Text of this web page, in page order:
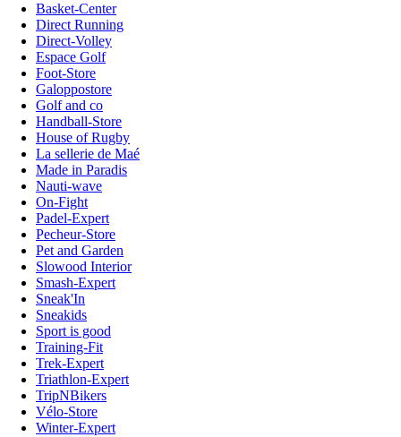
Basket-Center
Direct Running
Direct-Volley
Espace Golf
Foot-Store
Galoppostore
Golf and co
Handball-Store
House of Rugby
La sellerie de Maé
Made in Paradis
Nauti-wave
On-Fight
Padel-Expert
Pecheur-Store
Pet and Garden
Slowood Interior
Smash-Expert
Sneak'In
Sneakids
Sport is good
Training-Fit
Trek-Expert
Triathlon-Expert
TripNBikers
Vélo-Store
Winter-Expert